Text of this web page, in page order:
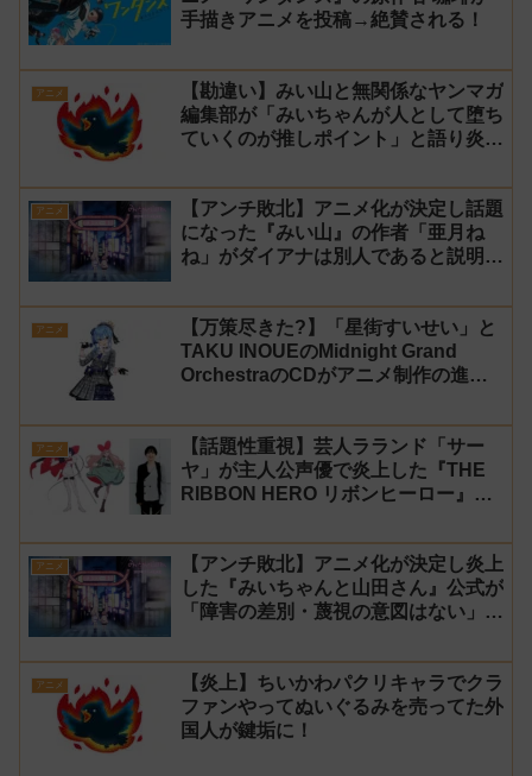
手描きアニメを投稿→絶賛される！
アニメ
【勘違い】みい山と無関係なヤンマガ
編集部が「みいちゃんが人として堕ち
ていくのが推しポイント」と語り炎上
ス】
アニメ
【アンチ敗北】アニメ化が決定し話題
になった『みい山』の作者「亜月ね
ね」がダイアナは別人であると説明し
アニメ
【万策尽きた?】「星街すいせい」と
TAKU INOUEのMidnight Grand
OrchestraのCDがアニメ制作の進行
アニメ
【話題性重視】芸人ラランド「サー
ヤ」が主人公声優で炎上した『THE
RIBBON HERO リボンヒーロー』に
ンルン」「でびでび・でびる」が出
演！
アニメ
【アンチ敗北】アニメ化が決定し炎上
した『みいちゃんと山田さん』公式が
「障害の差別・蔑視の意図はない」と
アニメ
【炎上】ちいかわパクリキャラでクラ
ファンやってぬいぐるみを売ってた外
国人が鍵垢に！